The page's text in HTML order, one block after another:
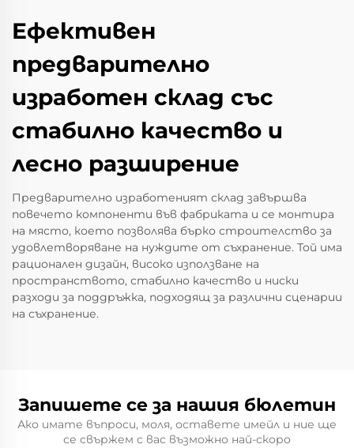
Ефективен
предварително
изработен склад със
стабилно качество и
лесно разширение
Предварително изработеният склад завършва
повечето компоненти във фабриката и се монтира
на място, което позволява бърко строителство за
удовлетворяване на нуждите от съхранение. Той има
рационален дизайн, високо използване на
пространството, стабилно качество и ниски
разходи за поддръжка, подходящ за различни сценарии
на съхранение.
Запишете се за нашия бюлетин
Ако имате въпроси, моля, оставете имейл и ние ще
се свържем с вас възможно най-скоро